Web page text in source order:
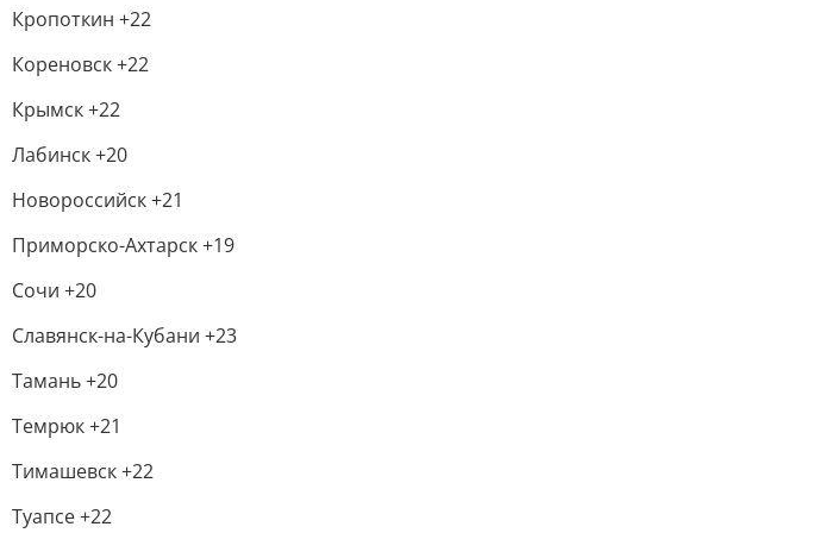
Кропоткин +22
Кореновск +22
Крымск +22
Лабинск +20
Новороссийск +21
Приморско-Ахтарск +19
Сочи +20
Славянск-на-Кубани +23
Тамань +20
Темрюк +21
Тимашевск +22
Туапсе +22